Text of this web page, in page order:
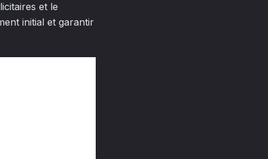
et le
initial et garantir